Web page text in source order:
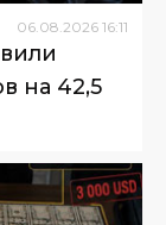
06 08 2026 16:11
на 42,5